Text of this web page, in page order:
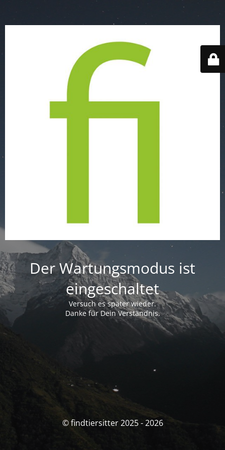
Der Wartungsmodus ist
eingeschaltet
Versuch es später wieder.
Danke für Dein Verständnis.
© findtiersitter 2025 - 2026